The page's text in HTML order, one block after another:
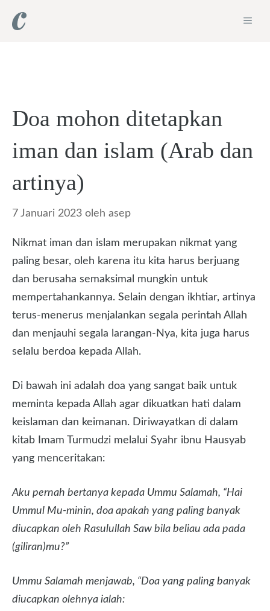
Doa mohon ditetapkan
iman dan islam (Arab dan
artinya)
7 Januari 2023 oleh asep
Nikmat iman dan islam merupakan nikmat yang
paling besar, oleh karena itu kita harus berjuang
dan berusaha semaksimal mungkin untuk
mempertahankannya. Selain dengan ikhtiar, artinya
terus-menerus menjalankan segala perintah Allah
dan menjauhi segala larangan-Nya, kita juga harus
selalu berdoa kepada Allah.
Di bawah ini adalah doa yang sangat baik untuk
meminta kepada Allah agar dikuatkan hati dalam
keislaman dan keimanan. Diriwayatkan di dalam
kitab Imam Turmudzi melalui Syahr ibnu Hausyab
yang menceritakan:
Aku pernah bertanya kepada Ummu Salamah, “Hai
Ummul Mu-minin, doa apakah yang paling banyak
diucapkan oleh Rasulullah Saw bila beliau ada pada
(giliran)mu?”
Ummu Salamah menjawab, “Doa yang paling banyak
diucapkan olehnya ialah: